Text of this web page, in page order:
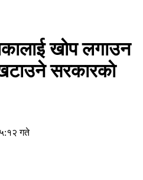
खाेप लगाउन
सरकारकाे
गते